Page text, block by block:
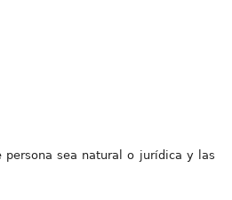
sea natural o jurídica y las